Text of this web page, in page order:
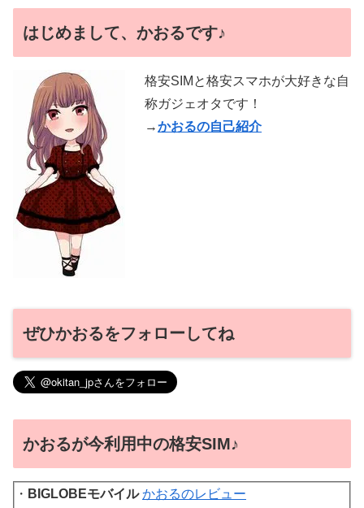
はじめまして、かおるです♪
格安SIMと格安スマホが大好きな自
称ガジェオタです！
→かおるの自己紹介
ぜひかおるをフォローしてね
かおるが今利用中の格安SIM♪
・ BIGLOBEモバイル かおるのレビュー